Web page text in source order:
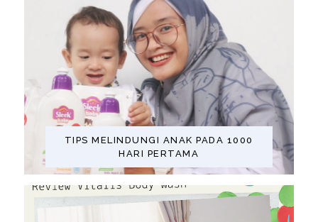
TIPS MELINDUNGI ANAK PADA 1000
HARI PERTAMA